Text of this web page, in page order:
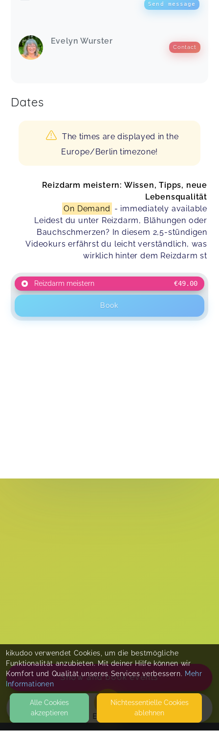
EVENTS
Send message
Evelyn Wurster
Contact
Dates
The times are displayed in the
Europe/Berlin timezone!
Reizdarm meistern: Wissen, Tipps, neue
Lebensqualität
On Demand - immediately available
Leidest du unter Reizdarm, Blähungen oder
Bauchschmerzen? In diesem 2,5-stündigen
Videokurs erfährst du leicht verständlich, was
wirklich hinter dem Reizdarm st
Reizdarm meistern €49.00
Book
Show and book events
kikudoo verwendet Cookies, um die bestmögliche
Funktionalität anzubieten. Mit deiner Hilfe können wir
Komfort und Qualität unseres Services verbessern. Mehr
Informationen
Alle Cookies
akzeptieren
Nicht­essentielle Cookies
ablehnen